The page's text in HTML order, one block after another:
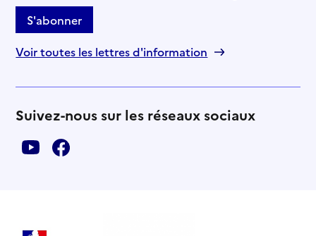
S'abonner
Voir toutes les lettres d'information
Suivez-nous sur les réseaux sociaux